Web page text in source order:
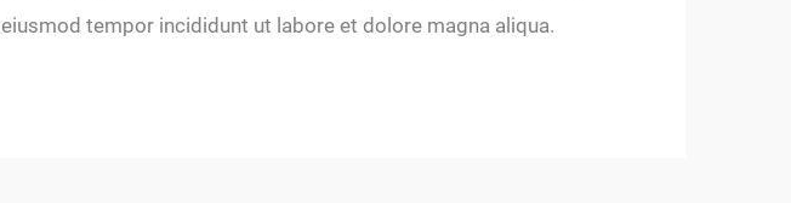
eiusmod tempor incididunt ut labore et dolore magna aliqua.